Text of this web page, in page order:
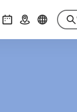
Veranstaltungen
Anreise